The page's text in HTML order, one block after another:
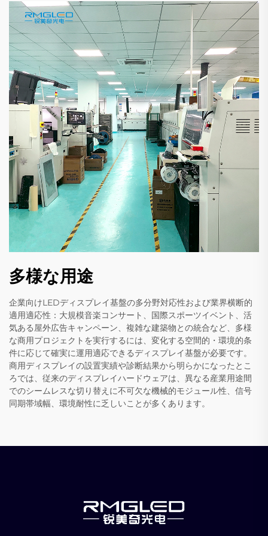
多様な用途
企業向けLEDディスプレイ基盤の多分野対応性および業界横断的
適用適応性：大規模音楽コンサート、国際スポーツイベント、活
気ある屋外広告キャンペーン、複雑な建築物との統合など、多様
な商用プロジェクトを実行するには、変化する空間的・環境的条
件に応じて確実に運用適応できるディスプレイ基盤が必要です。
商用ディスプレイの設置実績や診断結果から明らかになったとこ
ろでは、従来のディスプレイハードウェアは、異なる産業用途間
でのシームレスな切り替えに不可欠な機械的モジュール性、信号
同期帯域幅、環境耐性に乏しいことが多くあります。